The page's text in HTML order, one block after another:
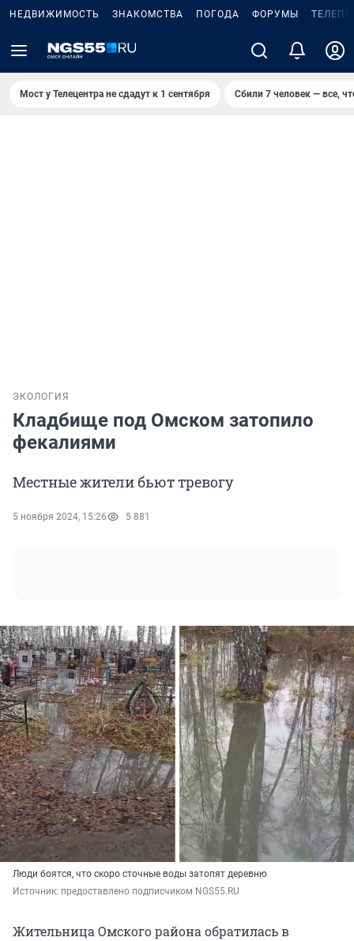
НЕДВИЖИМОСТЬ ЗНАКОМСТВА ПОГОДА ФОРУМЫ
Мост у Телецентра не сдадут к 1 сентября Сбили 7 человек — все,
ЭКОЛОГИЯ
Кладбище под Омском затопило
фекалиями
Местные жители бьют тревогу
5 ноября 2024, 15:26 5 881
Люди боятся, что скоро сточные воды затопят деревню
Источник: предоставлено подписчиком NGS55.RU
Жительница Омского района обратилась в